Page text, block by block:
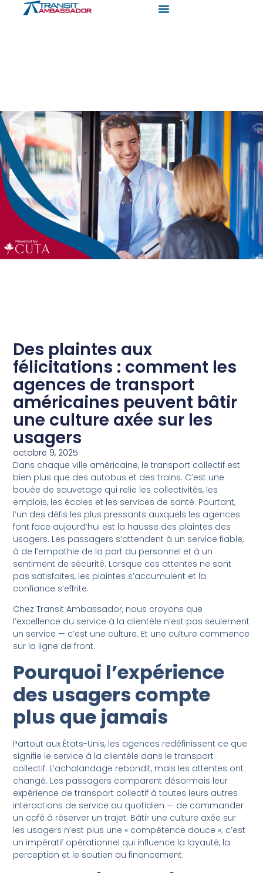
Des plaintes aux
félicitations : comment les
agences de transport
américaines peuvent bâtir
une culture axée sur les
usagers
octobre 9, 2025
Dans chaque ville américaine, le transport collectif est
bien plus que des autobus et des trains. C’est une
bouée de sauvetage qui relie les collectivités, les
emplois, les écoles et les services de santé. Pourtant,
l’un des défis les plus pressants auxquels les agences
font face aujourd’hui est la hausse des plaintes des
usagers. Les passagers s’attendent à un service fiable,
à de l’empathie de la part du personnel et à un
sentiment de sécurité. Lorsque ces attentes ne sont
pas satisfaites, les plaintes s’accumulent et la
confiance s’effrite.
Chez Transit Ambassador, nous croyons que
l’excellence du service à la clientèle n’est pas seulement
un service — c’est une culture. Et une culture commence
sur la ligne de front.
Pourquoi l’expérience
des usagers compte
plus que jamais
Partout aux États-Unis, les agences redéfinissent ce que
signifie le service à la clientèle dans le transport
collectif. L’achalandage rebondit, mais les attentes ont
changé. Les passagers comparent désormais leur
expérience de transport collectif à toutes leurs autres
interactions de service au quotidien — de commander
un café à réserver un trajet. Bâtir une culture axée sur
les usagers n’est plus une « compétence douce »; c’est
un impératif opérationnel qui influence la loyauté, la
perception et le soutien au financement.